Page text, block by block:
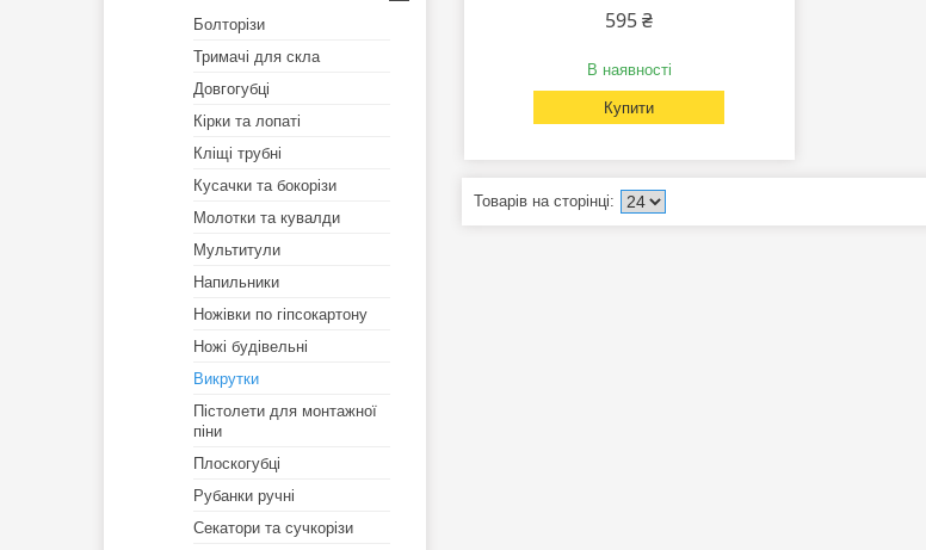
595 ₴
В наявності
Купити
Болторізи
Тримачі для скла
Довгогубці
Кірки та лопаті
Кліщі трубні
Кусачки та бокорізи
Молотки та кувалди
Мультитули
Напильники
Ножівки по гіпсокартону
Ножі будівельні
Викрутки
Пістолети для монтажної
піни
Плоскогубці
Рубанки ручні
Секатори та сучкорізи